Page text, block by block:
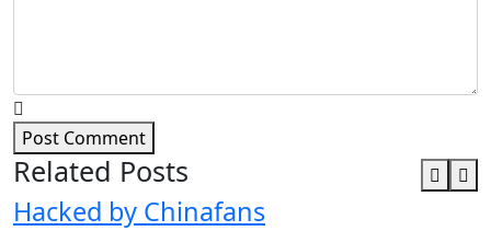
Post Comment
Related Posts
Hacked by Chinafans